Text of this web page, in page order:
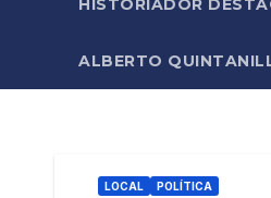
HISTORIADOR
ALBERTO
LOCAL POLÍTICA